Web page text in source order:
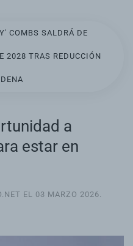
COMBS SALDRÁ DE
2028 TRAS REDUCCIÓN
a
estar en
EL 03 MARZO 2026.